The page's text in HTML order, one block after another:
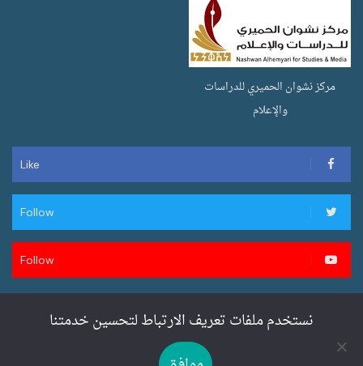
مركز نشوان الحميري للدراسات
والإعلام
Like
Follow
Follow
تصميم وتطوير سنان ويب لخدمات المواقع
نستخدم ملفات تعريف الارتباط لتحسين خدمتنا